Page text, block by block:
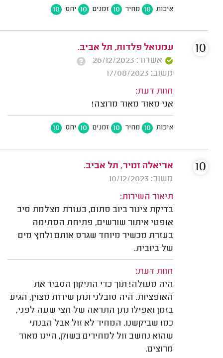
איכות 10 מחיר 10 זמנים 10 יחס 10
עמנואל פלדות, תל אביב.
אשרור: 26/12/2023
משוב: 17/08/2023
חוות דעת:
אני מאוד מאוד מרוצה!
איכות 10 מחיר 10 זמנים 10 יחס 10
10
אריאלה זמיר, תל אביב.
משוב: 10/12/2023
תיאור השירות:
בדיקת צינור ביוב סתום, בעזרת מצלמת סיב
אופטי איתור שורשים, פתיחת הסתימה
בעזרת מכשיר מיוחד שגרס אותם ולחץ מים
של ביובית.
חוות דעת:
היה מעולה! תוך כדי התיקון הסביר את
האופציות. היה סובלני ונתן שירות מצוין, הגיע
בזמן ואפילו נתן התראה של חצי שעה לפני,
כמו שביקשנו. המחיר לא זול אבל הבנתי
שהוא נחשב זול למחירים בשוק, היינו מאוד
מרוצים.
10